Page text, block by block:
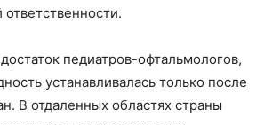
педиатров-офтальмологов,
устанавливалась только после
В отдаленных областях страны